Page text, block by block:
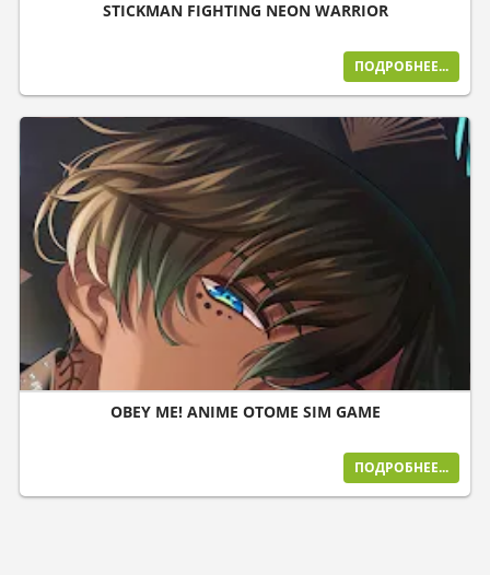
STICKMAN FIGHTING NEON WARRIOR
ПОДРОБНЕЕ...
OBEY ME! ANIME OTOME SIM GAME
ПОДРОБНЕЕ...